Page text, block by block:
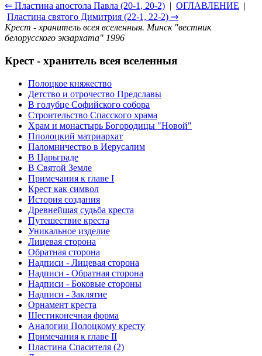
⇐ Пластина апостола Павла (20-1, 20-2) | ОГЛАВЛЕНИЕ |
Пластина святого Димитрия (22-1, 22-2) ⇒
Крест - хранитель всея вселенныя. Минск "вестник
белорусского экзархата" 1996
Крест - хранитель всея вселенныя
Полоцкое княжество
Детство и отрочество Предславы
В голубце Софийского собора
Строительство Спасского храма
Храм и монастырь Богородицы "Новой"
Пполоцкий матриархат
Паломничество в Иерусалим
В Царьграде
В Святой Земле
Примечания к главе I
Крест как символ
История создания
Древнейшая судьба креста
Путешествие креста
Уникальное изделие
Лицевая сторона
Обратная сторона
Надписи - Лицевая сторона
Надписи - Обратная сторона
Надписи - Боковые стороны
Надписи - Заклятие
Орнамент креста
Шестиконечная форма
Аналогии Полоцкому кресту
Примечания к главе II
Пластина Спасителя (2)